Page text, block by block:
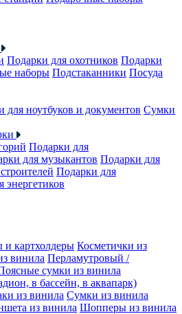
Подарки для охотников Подарки
наборы Подстаканники Посуда
для ноутбуков и документов Сумки
Подарки для
для музыкантов Подарки для
Подарки для
энергетиков
и картхолдеры Косметички из
винила Перламутровый /
сумки из винила
в бассейн, в аквапарк)
из винила Сумки из винила
из винила Шопперы из винила